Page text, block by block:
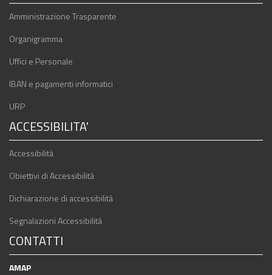
Amministrazione Trasparente
Organigramma
Uffici e Personale
IBAN e pagamenti informatici
URP
ACCESSIBILITA'
Accessibilità
Obiettivi di Accessibilità
Dichiarazione di accessibilità
Segnalazioni Accessibilità
CONTATTI
AMAP